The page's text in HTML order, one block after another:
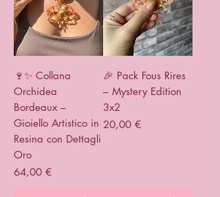
🍷✨ Collana
Orchidea
Bordeaux –
Gioiello Artistico in
Resina con Dettagli
Oro
Prezzo
64,00 €
🎉 Pack Fous Rires
– Mystery Edition
3x2
Prezzo
20,00 €